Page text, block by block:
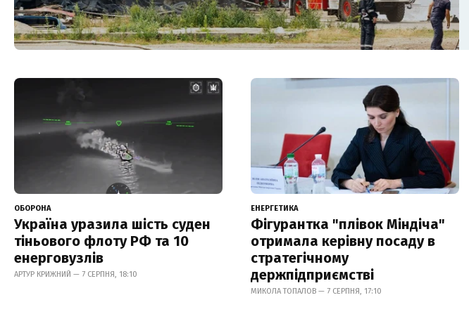
ОБОРОНА
Україна уразила шість суден
тіньового флоту РФ та 10
енерговузлів
АРТУР КРИЖНИЙ — 7 СЕРПНЯ, 18:10
ЕНЕРГЕТИКА
Фігурантка "плівок Міндіча"
отримала керівну посаду в
стратегічному
держпідприємстві
МИКОЛА ТОПАЛОВ — 7 СЕРПНЯ, 17:10